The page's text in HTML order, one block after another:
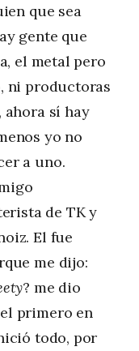
que sea
gente que
el metal pero
ni productoras
sí hay
yo no
a uno.
de TK y
El fue
me dijo:
? me dio
primero en
todo, por